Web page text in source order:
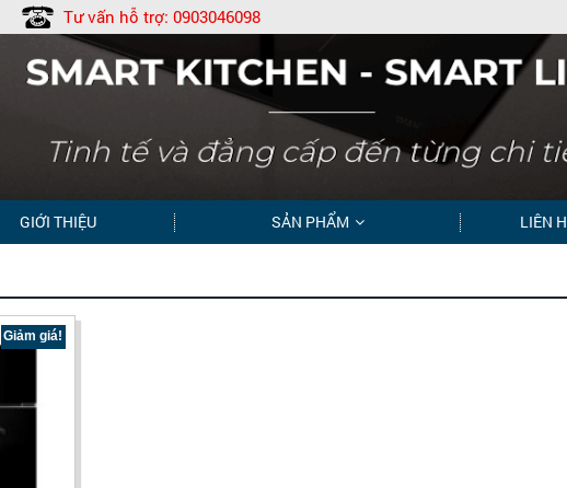
Tư vấn hỗ trợ: 0903046098
GIỚI THIỆU SẢN PHẨM LIÊN
Giảm giá!